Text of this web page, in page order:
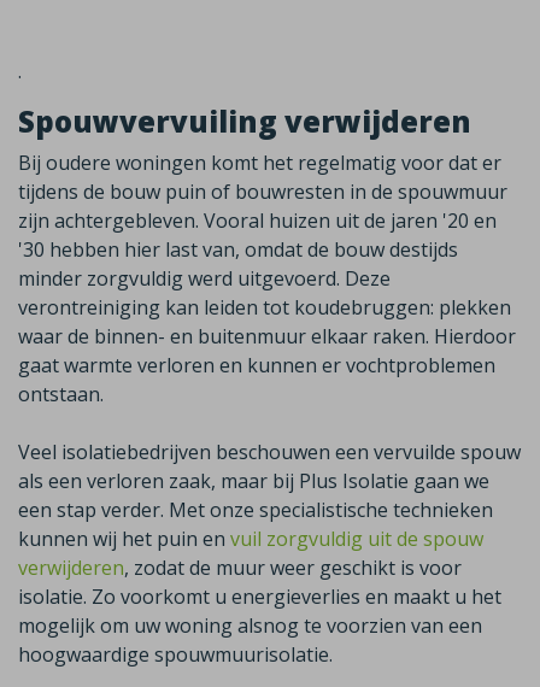
.
Spouwvervuiling verwijderen
Bij oudere woningen komt het regelmatig voor dat er
tijdens de bouw puin of bouwresten in de spouwmuur
zijn achtergebleven. Vooral huizen uit de jaren '20 en
'30 hebben hier last van, omdat de bouw destijds
minder zorgvuldig werd uitgevoerd. Deze
verontreiniging kan leiden tot koudebruggen: plekken
waar de binnen- en buitenmuur elkaar raken. Hierdoor
gaat warmte verloren en kunnen er vochtproblemen
ontstaan.
Veel isolatiebedrijven beschouwen een vervuilde spouw
als een verloren zaak, maar bij Plus Isolatie gaan we
een stap verder. Met onze specialistische technieken
kunnen wij het puin en vuil zorgvuldig uit de spouw
verwijderen, zodat de muur weer geschikt is voor
isolatie. Zo voorkomt u energieverlies en maakt u het
mogelijk om uw woning alsnog te voorzien van een
hoogwaardige spouwmuurisolatie.